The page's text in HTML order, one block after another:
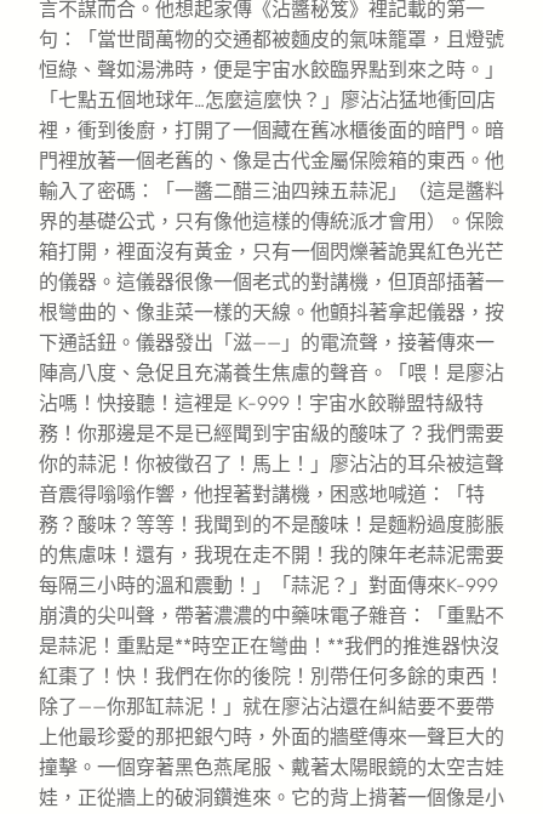
言不謀而合。他想起家傳《沾醬秘笈》裡記載的第一
句：「當世間萬物的交通都被麵皮的氣味籠罩，且燈號
恒綠、聲如湯沸時，便是宇宙水餃臨界點到來之時。」
「七點五個地球年…怎麼這麼快？」廖沾沾猛地衝回店
裡，衝到後廚，打開了一個藏在舊冰櫃後面的暗門。暗
門裡放著一個老舊的、像是古代金屬保險箱的東西。他
輸入了密碼：「一醬二醋三油四辣五蒜泥」（這是醬料
界的基礎公式，只有像他這樣的傳統派才會用）。保險
箱打開，裡面沒有黃金，只有一個閃爍著詭異紅色光芒
的儀器。這儀器很像一個老式的對講機，但頂部插著一
根彎曲的、像韭菜一樣的天線。他顫抖著拿起儀器，按
下通話鈕。儀器發出「滋——」的電流聲，接著傳來一
陣高八度、急促且充滿養生焦慮的聲音。「喂！是廖沾
沾嗎！快接聽！這裡是 K-999！宇宙水餃聯盟特級特
務！你那邊是不是已經聞到宇宙級的酸味了？我們需要
你的蒜泥！你被徵召了！馬上！」廖沾沾的耳朵被這聲
音震得嗡嗡作響，他捏著對講機，困惑地喊道：「特
務？酸味？等等！我聞到的不是酸味！是麵粉過度膨脹
的焦慮味！還有，我現在走不開！我的陳年老蒜泥需要
每隔三小時的溫和震動！」「蒜泥？」對面傳來K-999
崩潰的尖叫聲，帶著濃濃的中藥味電子雜音：「重點不
是蒜泥！重點是**時空正在彎曲！**我們的推進器快沒
紅棗了！快！我們在你的後院！別帶任何多餘的東西！
除了——你那缸蒜泥！」就在廖沾沾還在糾結要不要帶
上他最珍愛的那把銀勺時，外面的牆壁傳來一聲巨大的
撞擊。一個穿著黑色燕尾服、戴著太陽眼鏡的太空吉娃
娃，正從牆上的破洞鑽進來。它的背上揹著一個像是小